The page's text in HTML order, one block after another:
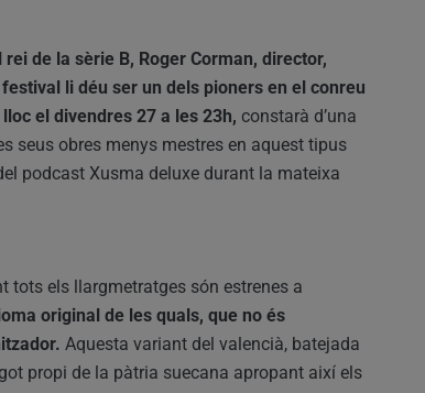
de la sèrie B, Roger Corman, director,
li déu ser un dels pioners en el conreu
el divendres 27 a les 23h, constarà d’una
seus obres menys mestres en aquest tipus
podcast Xusma deluxe durant la mateixa
tots els llargmetratges són estrenes a
original de les quals, que no és
Aquesta variant del valencià, batejada
propi de la pàtria suecana apropant així els